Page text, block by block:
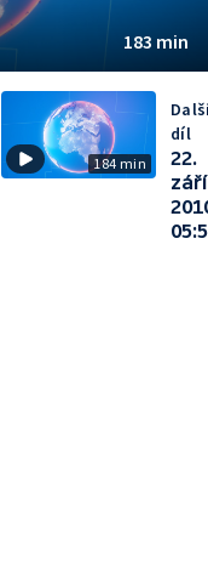
183 min
184 min
díl
22.
září